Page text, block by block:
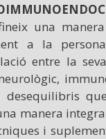
una
a la
entre la
desequilibris
manera
i